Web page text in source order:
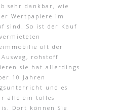
sehr dankbar, wie
Wertpapiere im
sind. So ist der Kauf
oft der
rohstoff
sie hat allerdings
10 Jahren
und es
alle ein tolles
Dort können Sie